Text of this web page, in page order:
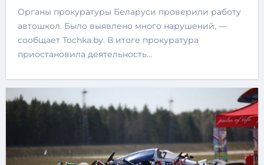
Органы прокуратуры Беларуси проверили работу
автошкол. Было выявлено много нарушений, —
сообщает Tochka.by. В итоге прокуратура
приостановила деятельность…